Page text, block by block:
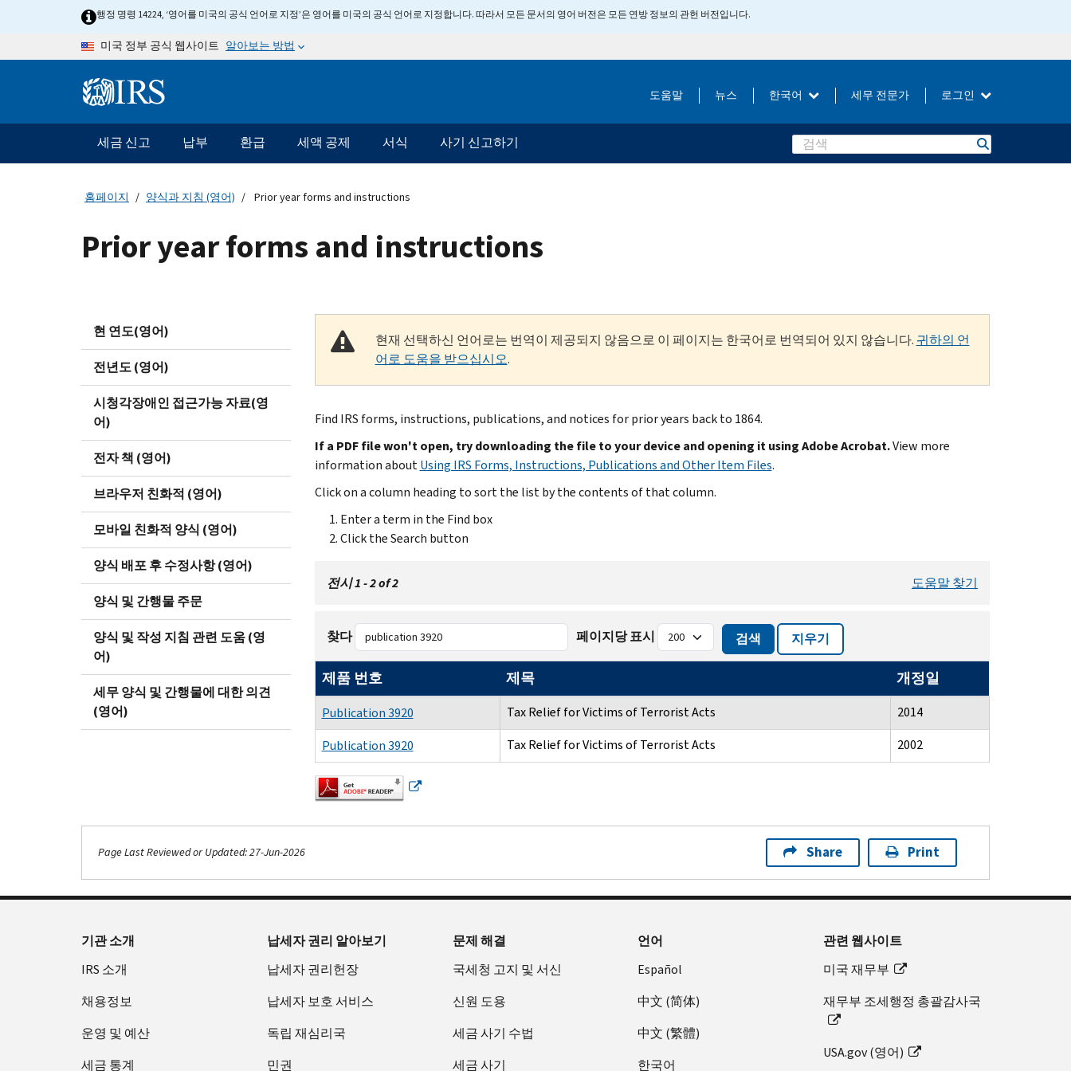
Skip to main content행정 명령 14224, ‘영어를 미국의 공식 언어로 지정’은 영어를 미국의 공식 언어로 지정합니다. 따라서 모든 문서의 영어 버전은 모든 연방 정보의 관헌 버전입니다.
미국 정부 공식 웹사이트 알아보는 방법
Information Menu 도움말 뉴스 한국어 세무 전문가 로그인
메인 네비게이션 바
세금 신고 납부 환급 세액 공제 서식 사기 신고하기 Search
홈페이지 양식과 지침 (영어) Prior year forms and instructions
Prior year forms and instructions
현 연도(영어)
전년도 (영어)
시청각장애인 접근가능 자료(영
어)
전자 책 (영어)
브라우저 친화적 (영어)
모바일 친화적 양식 (영어)
양식 배포 후 수정사항 (영어)
양식 및 간행물 주문
양식 및 작성 지침 관련 도움 (영
어)
세무 양식 및 간행물에 대한 의견
(영어)
현재 선택하신 언어로는 번역이 제공되지 않음으로 이 페이지는 한국어로 번역되어 있지 않습니다. 귀하의 언
어로 도움을 받으십시오.
Find IRS forms, instructions, publications, and notices for prior years back to 1864.
If a PDF file won't open, try downloading the file to your device and opening it using Adobe Acrobat.View more
information aboutUsing IRS Forms, Instructions, Publications and Other Item Files.
Click on a column heading to sort the list by the contents of that column.
Enter a term in the Find box
Click the Search button
전시 1 - 2 of 2 도움말 찾기
찾다 페이지당 표시 검색 지우기
제품 번호 제목 개정일
Publication 3920 Tax Relief for Victims of Terrorist Acts
2014
Publication 3920
Tax Relief for Victims of Terrorist Acts 2002
Page Last Reviewed or Updated: 27-Jun-2026 Share Print
Footer Navigation
기관 소개
IRS 소개
채용정보
운영 및 예산
세금 통계
납세자 권리 알아보기
납세자 권리헌장
납세자 보호 서비스
독립 재심리국
민권
문제 해결
국세청 고지 및 서신
신원 도용
세금 사기 수법
세금 사기
언어
Español
中文 (简体)
中文 (繁體)
한국어
관련 웹사이트
미국 재무부
재무부 조세행정 총괄감사국
USA.gov (영어)